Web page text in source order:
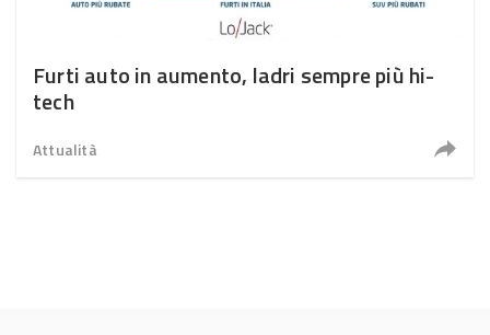
Furti auto in aumento, ladri sempre più hi-
tech
Attualità